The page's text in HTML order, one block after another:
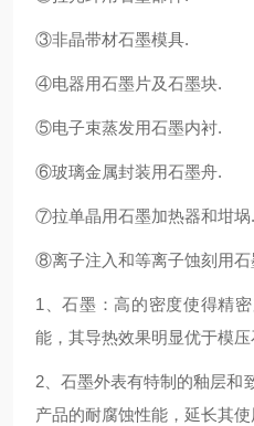
③非晶带材石墨模具.
④电器用石墨片及石墨块.
⑤电子束蒸发用石墨内衬.
⑥玻璃金属封装用石墨舟.
⑦拉单晶用石墨加热器和坩埚.
⑧离子注入和等离子蚀刻用石
1、石墨：高的密度使得精
能，其导热效果明显优于模压
2、石墨外表有特制的釉层和
产品的耐腐蚀性能，延长其使